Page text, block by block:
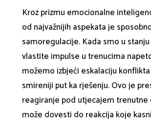
Kroz prizmu emocionalne
od najvažnijih aspekata je
samoregulacije. Kada smo u
vlastite impulse u trenucima
možemo izbjeći eskalaciju
smireniji put ka rješenju. Ovo je
reagiranje pod utjecajem
može dovesti do reakcija koje